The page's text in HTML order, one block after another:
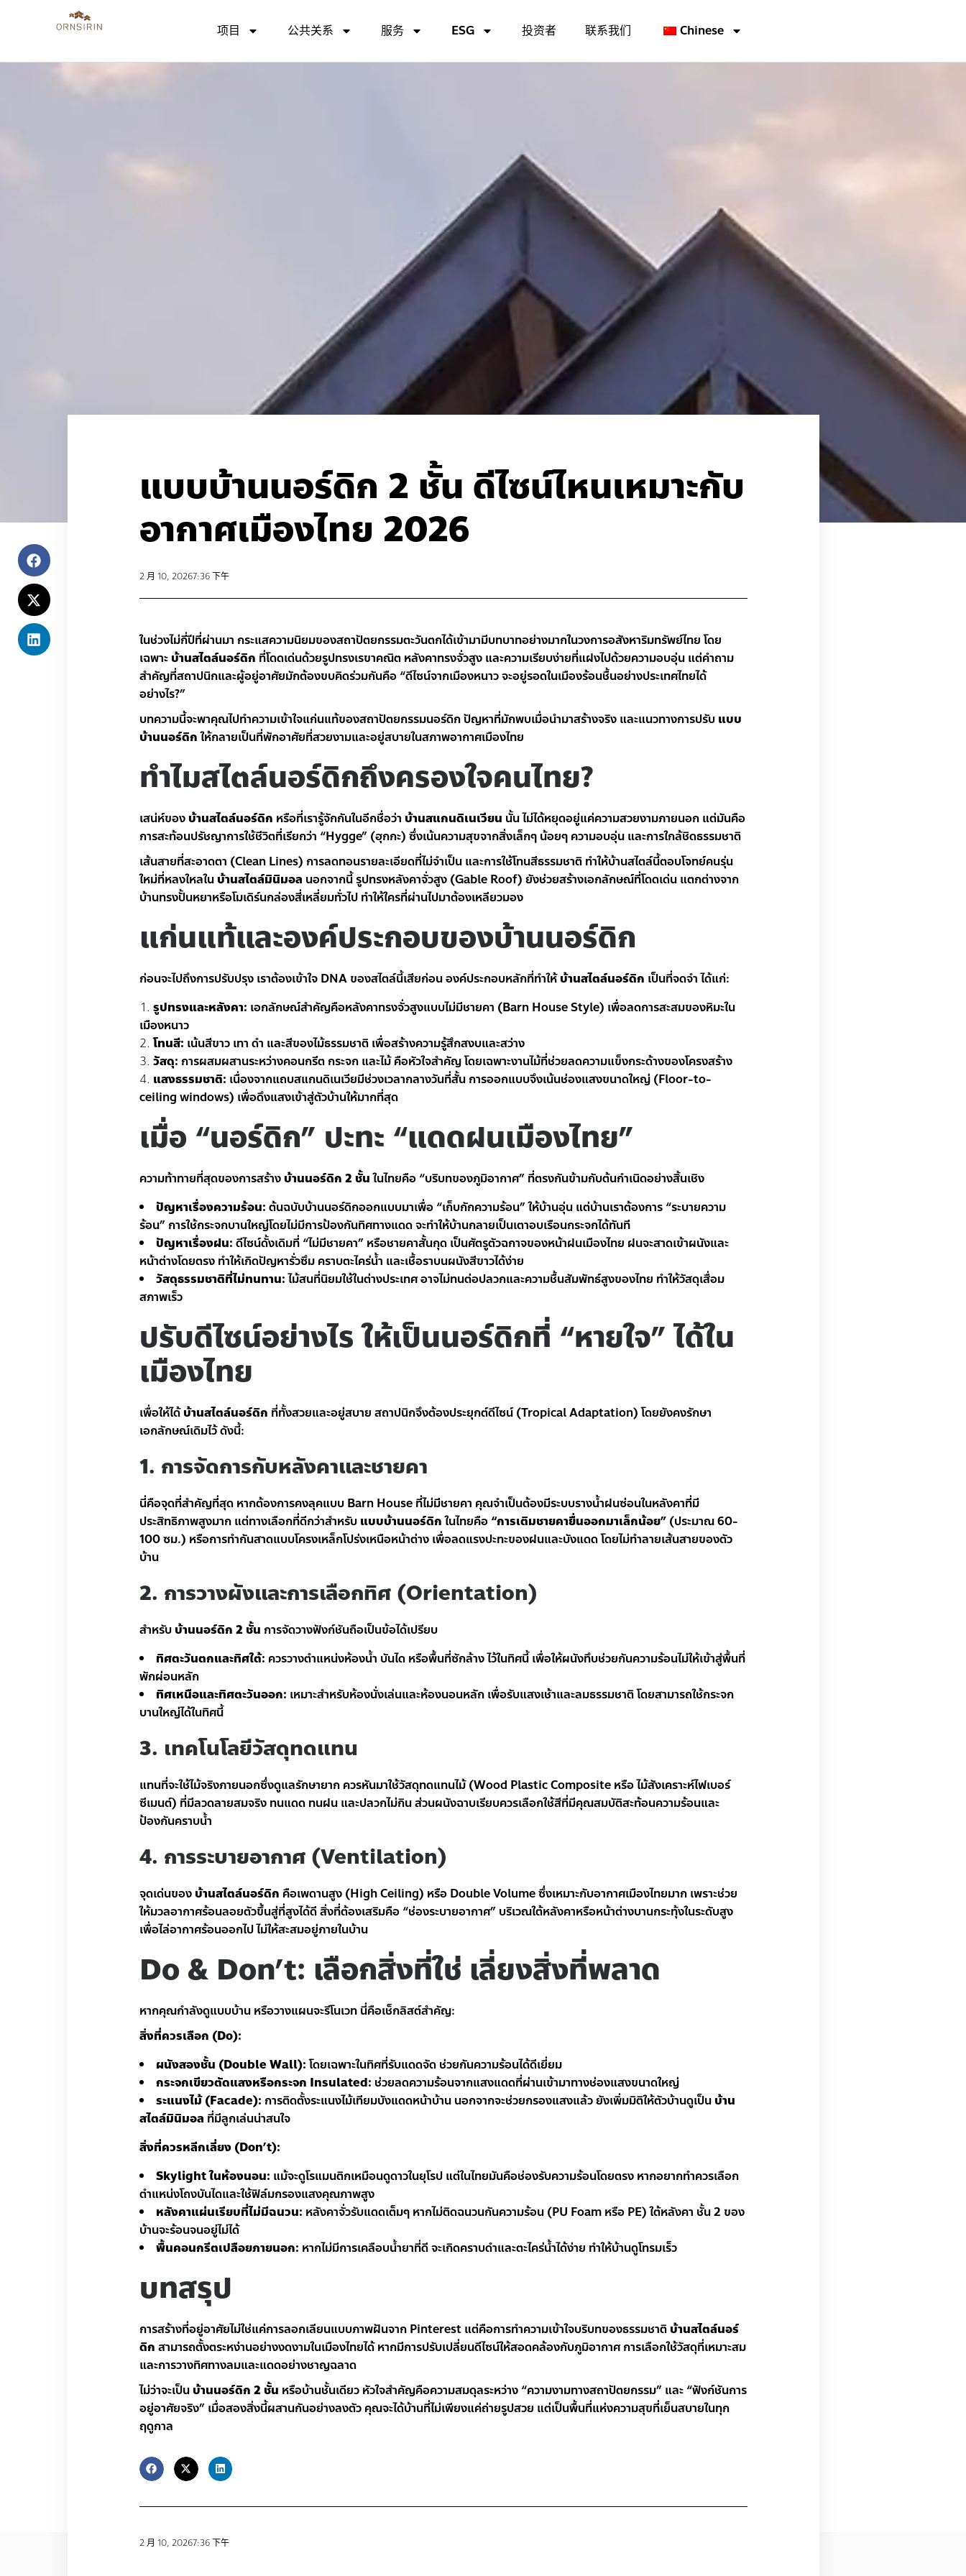
项目 公共关系 服务 ESG 投资者 联系我们 Chinese
แบบบ้านนอร์ดิก 2 ชั้น ดีไซน์ไหนเหมาะกับ
อากาศเมืองไทย 2026
2 月 10, 20267:36 下午
ในช่วงไม่กี่ปีที่ผ่านมา กระแสความนิยมของสถาปัตยกรรมตะวันตกได้เข้ามามีบทบาทอย่างมากในวงการอสังหาริมทรัพย์ไทย โดย
เฉพาะ บ้านสไตล์นอร์ดิก ที่โดดเด่นด้วยรูปทรงเรขาคณิต หลังคาทรงจั่วสูง และความเรียบง่ายที่แฝงไปด้วยความอบอุ่น แต่คำถาม
สำคัญที่สถาปนิกและผู้อยู่อาศัยมักต้องขบคิดร่วมกันคือ “ดีไซน์จากเมืองหนาว จะอยู่รอดในเมืองร้อนชื้นอย่างประเทศไทยได้
อย่างไร?”
บทความนี้จะพาคุณไปทำความเข้าใจแก่นแท้ของสถาปัตยกรรมนอร์ดิก ปัญหาที่มักพบเมื่อนำมาสร้างจริง และแนวทางการปรับ แบบ
บ้านนอร์ดิกให้กลายเป็นที่พักอาศัยที่สวยงามและอยู่สบายในสภาพอากาศเมืองไทย
ทำไมสไตล์นอร์ดิกถึงครองใจคนไทย?
เสน่ห์ของ บ้านสไตล์นอร์ดิก หรือที่เรารู้จักกันในอีกชื่อว่า บ้านสแกนดิเนเวียน นั้น ไม่ได้หยุดอยู่แค่ความสวยงามภายนอก แต่มันคือ
การสะท้อนปรัชญาการใช้ชีวิตที่เรียกว่า “Hygge” (ฮุกกะ) ซึ่งเน้นความสุขจากสิ่งเล็กๆ น้อยๆ ความอบอุ่น และการใกล้ชิดธรรมชาติ
เส้นสายที่สะอาดตา (Clean Lines) การลดทอนรายละเอียดที่ไม่จำเป็น และการใช้โทนสีธรรมชาติ ทำให้บ้านสไตล์นี้ตอบโจทย์คนรุ่น
ใหม่ที่หลงใหลใน บ้านสไตล์มินิมอล นอกจากนี้ รูปทรงหลังคาจั่วสูง (Gable Roof) ยังช่วยสร้างเอกลักษณ์ที่โดดเด่น แตกต่างจาก
บ้านทรงปั้นหยาหรือโมเดิร์นกล่องสี่เหลี่ยมทั่วไป ทำให้ใครที่ผ่านไปมาต้องเหลียวมอง
แก่นแท้และองค์ประกอบของบ้านนอร์ดิก
ก่อนจะไปถึงการปรับปรุง เราต้องเข้าใจ DNA ของสไตล์นี้เสียก่อน องค์ประกอบหลักที่ทำให้บ้านสไตล์นอร์ดิก เป็นที่จดจำ ได้แก่:
รูปทรงและหลังคา: เอกลักษณ์สำคัญคือหลังคาทรงจั่วสูงแบบไม่มีชายคา (Barn House Style) เพื่อลดการสะสมของหิมะใน
เมืองหนาว
โทนสี: เน้นสีขาว เทา ดำ และสีของไม้ธรรมชาติ เพื่อสร้างความรู้สึกสงบและสว่าง
วัสดุ: การผสมผสานระหว่างคอนกรีต กระจก และไม้ คือหัวใจสำคัญ โดยเฉพาะงานไม้ที่ช่วยลดความแข็งกระด้างของโครงสร้าง
แสงธรรมชาติ: เนื่องจากแถบสแกนดิเนเวียมีช่วงเวลากลางวันที่สั้น การออกแบบจึงเน้นช่องแสงขนาดใหญ่ (Floor-to-
ceiling windows) เพื่อดึงแสงเข้าสู่ตัวบ้านให้มากที่สุด
เมื่อ “นอร์ดิก” ปะทะ “แดดฝนเมืองไทย”
ความท้าทายที่สุดของการสร้าง บ้านนอร์ดิก 2 ชั้นในไทยคือ “บริบทของภูมิอากาศ” ที่ตรงกันข้ามกับต้นกำเนิดอย่างสิ้นเชิง
ปัญหาเรื่องความร้อน: ต้นฉบับบ้านนอร์ดิกออกแบบมาเพื่อ “เก็บกักความร้อน” ให้บ้านอุ่น แต่บ้านเราต้องการ “ระบายความ
ร้อน” การใช้กระจกบานใหญ่โดยไม่มีการป้องกันทิศทางแดด จะทำให้บ้านกลายเป็นเตาอบเรือนกระจกได้ทันที
ปัญหาเรื่องฝน: ดีไซน์ดั้งเดิมที่ “ไม่มีชายคา” หรือชายคาสั้นกุด เป็นศัตรูตัวฉกาจของหน้าฝนเมืองไทย ฝนจะสาดเข้าผนังและ
หน้าต่างโดยตรง ทำให้เกิดปัญหารั่วซึม คราบตะไคร่น้ำ และเชื้อราบนผนังสีขาวได้ง่าย
วัสดุธรรมชาติที่ไม่ทนทาน:ไม้สนที่นิยมใช้ในต่างประเทศ อาจไม่ทนต่อปลวกและความชื้นสัมพัทธ์สูงของไทย ทำให้วัสดุเสื่อม
สภาพเร็ว
ปรับดีไซน์อย่างไร ให้เป็นนอร์ดิกที่ “หายใจ” ได้ใน
เมืองไทย
เพื่อให้ได้บ้านสไตล์นอร์ดิก ที่ทั้งสวยและอยู่สบาย สถาปนิกจึงต้องประยุกต์ดีไซน์ (Tropical Adaptation) โดยยังคงรักษา
เอกลักษณ์เดิมไว้ ดังนี้:
1. การจัดการกับหลังคาและชายคา
นี่คือจุดที่สำคัญที่สุด หากต้องการคงลุคแบบ Barn House ที่ไม่มีชายคา คุณจำเป็นต้องมีระบบรางน้ำฝนซ่อนในหลังคาที่มี
ประสิทธิภาพสูงมาก แต่ทางเลือกที่ดีกว่าสำหรับ แบบบ้านนอร์ดิกในไทยคือ “การเติมชายคายื่นออกมาเล็กน้อย” (ประมาณ 60-
100 ซม.) หรือการทำกันสาดแบบโครงเหล็กโปร่งเหนือหน้าต่าง เพื่อลดแรงปะทะของฝนและบังแดด โดยไม่ทำลายเส้นสายของตัว
บ้าน
2. การวางผังและการเลือกทิศ (Orientation)
สำหรับ บ้านนอร์ดิก 2 ชั้น การจัดวางฟังก์ชันถือเป็นข้อได้เปรียบ
ทิศตะวันตกและทิศใต้: ควรวางตำแหน่งห้องน้ำ บันได หรือพื้นที่ซักล้าง ไว้ในทิศนี้ เพื่อให้ผนังทึบช่วยกันความร้อนไม่ให้เข้าสู่พื้นที่
พักผ่อนหลัก
ทิศเหนือและทิศตะวันออก: เหมาะสำหรับห้องนั่งเล่นและห้องนอนหลัก เพื่อรับแสงเช้าและลมธรรมชาติ โดยสามารถใช้กระจก
บานใหญ่ได้ในทิศนี้
3. เทคโนโลยีวัสดุทดแทน
แทนที่จะใช้ไม้จริงภายนอกซึ่งดูแลรักษายาก ควรหันมาใช้วัสดุทดแทนไม้ (Wood Plastic Composite หรือ ไม้สังเคราะห์ไฟเบอร์
ซีเมนต์) ที่มีลวดลายสมจริง ทนแดด ทนฝน และปลวกไม่กิน ส่วนผนังฉาบเรียบควรเลือกใช้สีที่มีคุณสมบัติสะท้อนความร้อนและ
ป้องกันคราบน้ำ
4. การระบายอากาศ (Ventilation)
จุดเด่นของ บ้านสไตล์นอร์ดิก คือเพดานสูง (High Ceiling) หรือ Double Volume ซึ่งเหมาะกับอากาศเมืองไทยมาก เพราะช่วย
ให้มวลอากาศร้อนลอยตัวขึ้นสู่ที่สูงได้ดี สิ่งที่ต้องเสริมคือ “ช่องระบายอากาศ” บริเวณใต้หลังคาหรือหน้าต่างบานกระทุ้งในระดับสูง
เพื่อไล่อากาศร้อนออกไป ไม่ให้สะสมอยู่ภายในบ้าน
Do & Don’t: เลือกสิ่งที่ใช่ เลี่ยงสิ่งที่พลาด
หากคุณกำลังดูแบบบ้าน หรือวางแผนจะรีโนเวท นี่คือเช็กลิสต์สำคัญ:
สิ่งที่ควรเลือก (Do):
ผนังสองชั้น (Double Wall):โดยเฉพาะในทิศที่รับแดดจัด ช่วยกันความร้อนได้ดีเยี่ยม
กระจกเขียวตัดแสงหรือกระจก Insulated: ช่วยลดความร้อนจากแสงแดดที่ผ่านเข้ามาทางช่องแสงขนาดใหญ่
ระแนงไม้ (Facade): การติดตั้งระแนงไม้เทียมบังแดดหน้าบ้าน นอกจากจะช่วยกรองแสงแล้ว ยังเพิ่มมิติให้ตัวบ้านดูเป็น บ้าน
สไตล์มินิมอล ที่มีลูกเล่นน่าสนใจ
สิ่งที่ควรหลีกเลี่ยง (Don’t):
Skylight ในห้องนอน: แม้จะดูโรแมนติกเหมือนดูดาวในยุโรป แต่ในไทยมันคือช่องรับความร้อนโดยตรง หากอยากทำควรเลือก
ตำแหน่งโถงบันไดและใช้ฟิล์มกรองแสงคุณภาพสูง
หลังคาแผ่นเรียบที่ไม่มีฉนวน: หลังคาจั่วรับแดดเต็มๆ หากไม่ติดฉนวนกันความร้อน (PU Foam หรือ PE) ใต้หลังคา ชั้น 2 ของ
บ้านจะร้อนจนอยู่ไม่ได้
พื้นคอนกรีตเปลือยภายนอก: หากไม่มีการเคลือบน้ำยาที่ดี จะเกิดคราบดำและตะไคร่น้ำได้ง่าย ทำให้บ้านดูโทรมเร็ว
บทสรุป
การสร้างที่อยู่อาศัยไม่ใช่แค่การลอกเลียนแบบภาพฝันจาก Pinterest แต่คือการทำความเข้าใจบริบทของธรรมชาติ บ้านสไตล์นอร์
ดิก สามารถตั้งตระหง่านอย่างงดงามในเมืองไทยได้ หากมีการปรับเปลี่ยนดีไซน์ให้สอดคล้องกับภูมิอากาศ การเลือกใช้วัสดุที่เหมาะสม
และการวางทิศทางลมและแดดอย่างชาญฉลาด
ไม่ว่าจะเป็น บ้านนอร์ดิก 2 ชั้น หรือบ้านชั้นเดียว หัวใจสำคัญคือความสมดุลระหว่าง “ความงามทางสถาปัตยกรรม” และ “ฟังก์ชันการ
อยู่อาศัยจริง” เมื่อสองสิ่งนี้ผสานกันอย่างลงตัว คุณจะได้บ้านที่ไม่เพียงแค่ถ่ายรูปสวย แต่เป็นพื้นที่แห่งความสุขที่เย็นสบายในทุก
ฤดูกาล
2 月 10, 20267:36 下午